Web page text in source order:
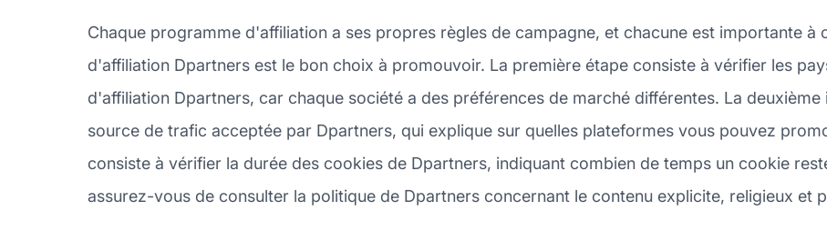
Chaque programme d'affiliation a ses propres règles de campagne, et chacune est importante
d'affiliation Dpartners est le bon choix à promouvoir. La première étape consiste à vérifier les
d'affiliation Dpartners, car chaque société a des préférences de marché différentes. La
source de trafic acceptée par Dpartners, qui explique sur quelles plateformes vous pouvez
consiste à vérifier la durée des cookies de Dpartners, indiquant combien de temps un cookie
assurez-vous de consulter la politique de Dpartners concernant le contenu explicite, religieux et